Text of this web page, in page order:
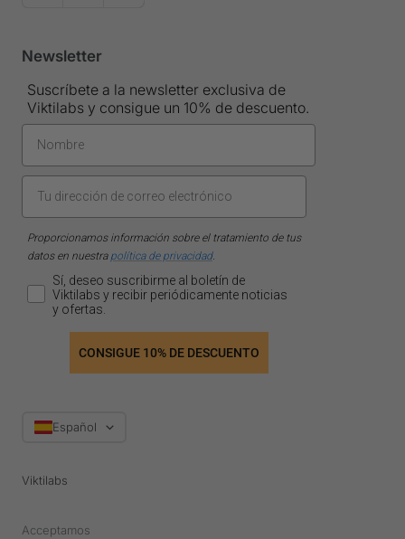
Newsletter
Suscríbete a la newsletter exclusiva de
Viktilabs y consigue un 10% de descuento.
Proporcionamos información sobre el tratamiento de tus
datos en nuestra política de privacidad.
Sí, deseo suscribirme al boletín de
Viktilabs y recibir periódicamente noticias
y ofertas.
CONSIGUE 10% DE DESCUENTO
IdiomaEspañol
Viktilabs
Acceptamos